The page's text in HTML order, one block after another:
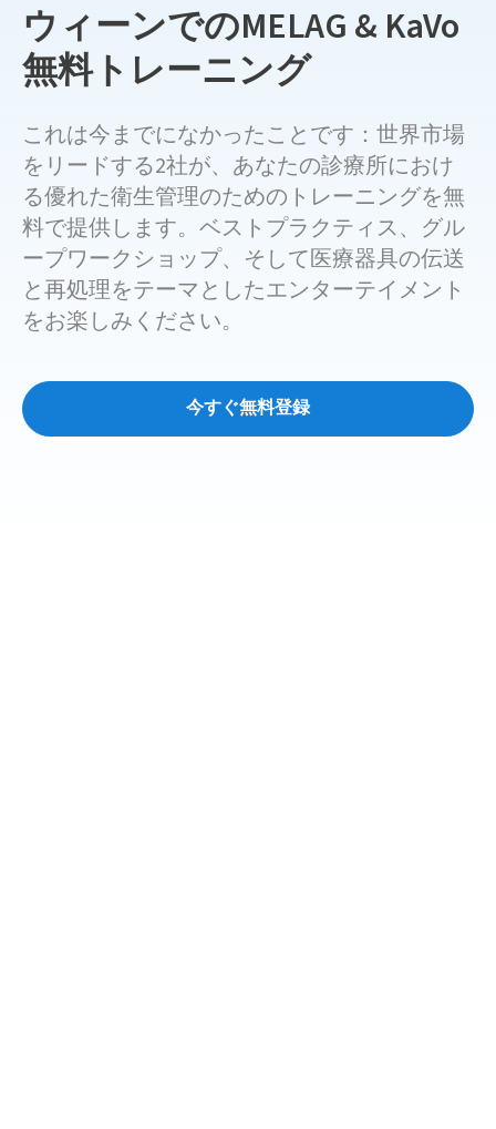
ウィーンでのMELAG & KaVo
無料トレーニング
これは今までになかったことです：世界市場
をリードする2社が、あなたの診療所におけ
る優れた衛生管理のためのトレーニングを無
料で提供します。ベストプラクティス、グル
ープワークショップ、そして医療器具の伝送
と再処理をテーマとしたエンターテイメント
をお楽しみください。
今すぐ無料登録